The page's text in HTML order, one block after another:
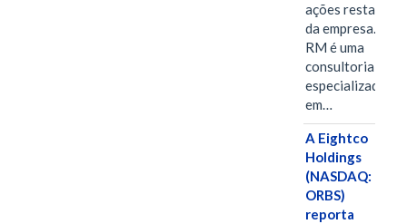
ações restantes
da empresa. A S-
RM é uma
consultoria
especializada
em…
A Eightco
Holdings
(NASDAQ:
ORBS)
reporta